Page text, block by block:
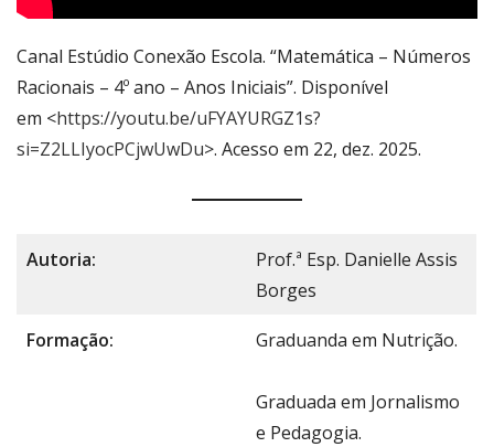
Canal Estúdio Conexão Escola. “Matemática – Números
Racionais – 4º ano – Anos Iniciais”. Disponível
em <https://youtu.be/uFYAYURGZ1s?
si=Z2LLIyocPCjwUwDu>. Acesso em 22, dez. 2025.
Autoria:
Prof.ª Esp. Danielle Assis
Borges
Formação: Graduanda em Nutrição.
Graduada em Jornalismo
e Pedagogia.